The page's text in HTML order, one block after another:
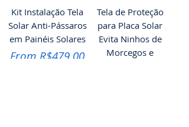
Kit Instalação Tela
Solar Anti-Pássaros
em Painéis Solares
From R$479.00
Sale Price
Tela de Proteção
para Placa Solar
Evita Ninhos de
Morcegos e